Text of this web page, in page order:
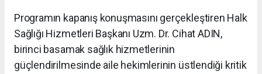
Programın kapanış konuşmasını gerçekleştiren Halk
Sağlığı Hizmetleri Başkanı Uzm. Dr. Cihat ADIN,
birinci basamak sağlık hizmetlerinin
güçlendirilmesinde aile hekimlerinin üstlendiği kritik